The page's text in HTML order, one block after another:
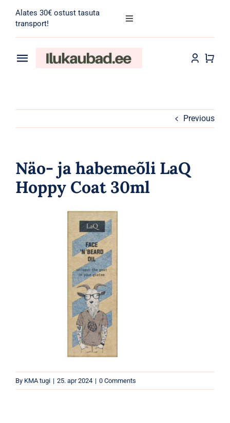
content
Alates 30€ ostust tasuta
transport!
Toggle
for:
Toggle
Meik
Previous
Näo- ja habemeõli LaQ
Hoppy Coat 30ml
By KMA tugi | 25. apr 2024 | 0 Comments